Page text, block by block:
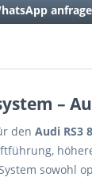
–
den Audi RS3
sowohl